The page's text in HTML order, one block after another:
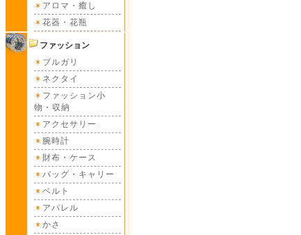
アロマ・癒し
花器・花瓶
ファッション
ブルガリ
ネクタイ
ファッション小
物・収納
アクセサリー
腕時計
財布・ケース
バッグ・キャリー
ベルト
アパレル
かさ